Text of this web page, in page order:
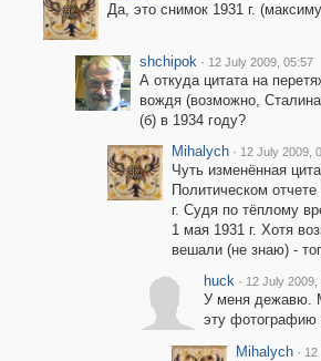
Да, это снимок 1931 г.
shchipok · 12 July 2009, 05:57
А откуда цитата на
вождя (возможно,
(б) в 1934 году?
Mihalych · 12 July 2009,
Чуть изменённая
Политическом
г. Судя по тёплому
1 мая 1931 г. Хотя
вешали (не знаю) -
huck · 12 July 2009,
У меня дежавю.
эту фотографию
Mihalych · 12